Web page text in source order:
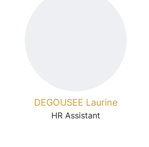
DEGOUSEE Laurine
HR Assistant